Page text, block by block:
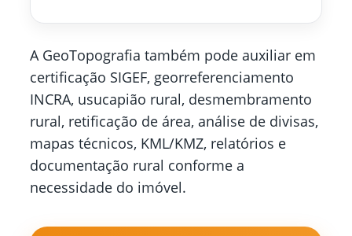
A GeoTopografia também pode auxiliar em
certificação SIGEF, georreferenciamento
INCRA, usucapião rural, desmembramento
rural, retificação de área, análise de divisas,
mapas técnicos, KML/KMZ, relatórios e
documentação rural conforme a
necessidade do imóvel.